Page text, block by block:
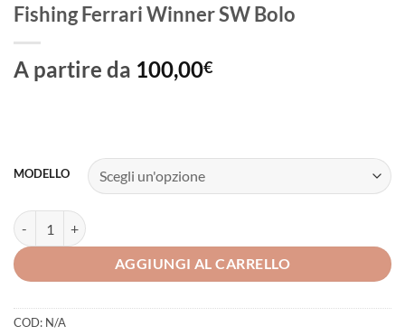
Fishing Ferrari Winner SW Bolo
A partire da 100,00€
MODELLO
Fishing Ferrari Winner SW Bolo quantità
AGGIUNGI AL CARRELLO
COD: N/A